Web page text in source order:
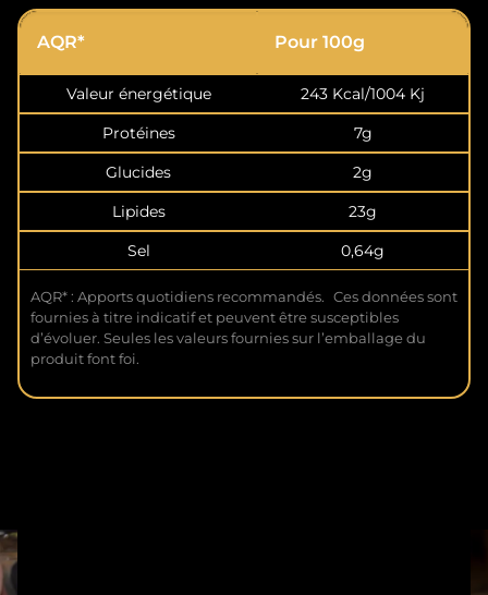
AQR* Pour 100g
Valeur énergétique
243 Kcal/1004 Kj
Protéines
7g
Glucides
2g
Lipides
23g
Sel
0,64g
AQR* : Apports quotidiens recommandés. Ces données sont
fournies à titre indicatif et peuvent être susceptibles
d’évoluer. Seules les valeurs fournies sur l’emballage du
produit font foi.